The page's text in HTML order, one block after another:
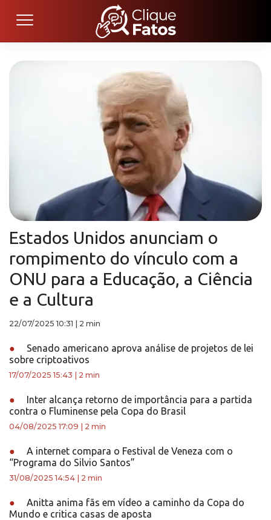
Estados Unidos anunciam o
rompimento do vínculo com a
ONU para a Educação, a Ciência
e a Cultura
22/07/2025 10:31 2 min
●
Senado americano aprova análise de projetos de lei
sobre criptoativos
17/07/2025 15:43 2 min
●
Inter alcança retorno de importância para a partida
contra o Fluminense pela Copa do Brasil
04/08/2025 17:09 2 min
●
A internet compara o Festival de Veneza com o
“Programa do Silvio Santos”
31/08/2025 14:54 2 min
●
Anitta anima fãs em vídeo a caminho da Copa do
Mundo e critica casas de aposta